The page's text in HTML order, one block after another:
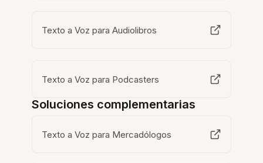
Texto a Voz para Audiolibros
Texto a Voz para Podcasters
Soluciones complementarias
Texto a Voz para Mercadólogos